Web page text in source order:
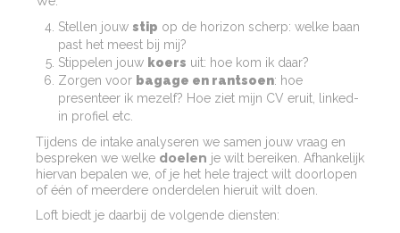
Stellen jouw stip op de horizon scherp: welke baan
past het meest bij mij?
Stippelen jouw koers uit: hoe kom ik daar?
Zorgen voor bagage en rantsoen: hoe
presenteer ik mezelf? Hoe ziet mijn CV eruit, linked-
in profiel etc.
Tijdens de intake analyseren we samen jouw vraag en
bespreken we welke doelen je wilt bereiken. Afhankelijk
hiervan bepalen we, of je het hele traject wilt doorlopen
of één of meerdere onderdelen hieruit wilt doen.
Loft biedt je daarbij de volgende diensten: